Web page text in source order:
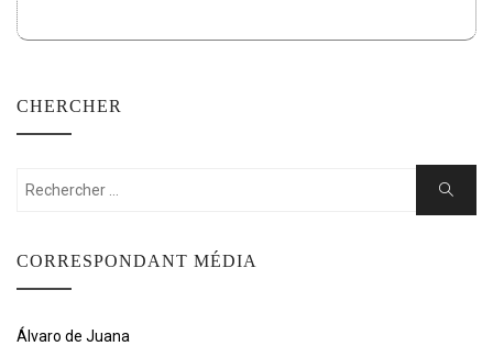
CHERCHER
Rechercher:
Chercher
CORRESPONDANT MÉDIA
Álvaro de Juana